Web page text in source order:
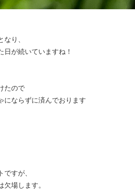
り、
日が続いていますね！
たので
にならずに済んでおります
すが、
場します。